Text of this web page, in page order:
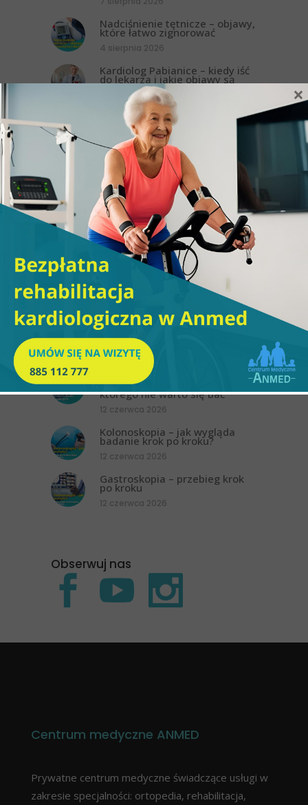
Nadciśnienie tętnicze – objawy,
które łatwo zignorować
4 sierpnia 2026
Kardiolog Pabianice – kiedy iść
do lekarza i jakie objawy są
niepokojące?
3 sierpnia 2026
Kiedy warto zgłosić się do
psychologa?
24 czerwca 2026
ANMED realizuje program
„Zdrowe dzieci na PLUS”.
Bezpłatna gimnastyka
korekcyjna dla przedszkolaków
19 czerwca 2026
Bezpłatne wsparcie
psychologiczne w ANMED.
Możesz skorzystać nawet z 6
konsultacji
Bezpłatna pomoc
psychologiczna dla studentów
z województwa łódzkiego.
ANMED realizuje nowy program
wsparcia
19 czerwca 2026
Kolonoskopia w znieczuleniu
ogólnym w Anmed – badanie,
którego nie warto się bać
12 czerwca 2026
Kolonoskopia – jak wygląda
badanie krok po kroku?
12 czerwca 2026
Gastroskopia – przebieg krok
po kroku
12 czerwca 2026
Obserwuj nas
Centrum medyczne ANMED
Prywatne centrum medyczne świadczące usługi w
zakresie specjalności: ortopedia, rehabilitacja,
×